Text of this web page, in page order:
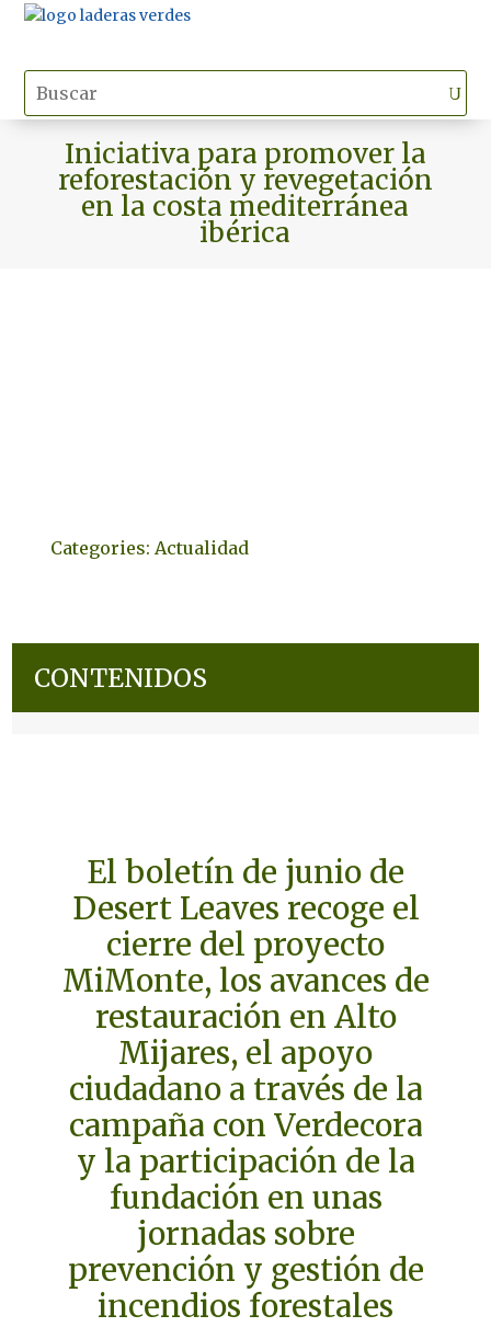
Iniciativa para promover la
reforestación y revegetación
en la costa mediterránea
ibérica
Categories:Actualidad
CONTENIDOS
El boletín de junio de
Desert Leaves recoge el
cierre del proyecto
MiMonte, los avances de
restauración en Alto
Mijares, el apoyo
ciudadano a través de la
campaña con Verdecora
y la participación de la
fundación en unas
jornadas sobre
prevención y gestión de
incendios forestales